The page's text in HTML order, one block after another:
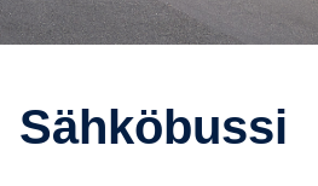
Sähkö­bussi